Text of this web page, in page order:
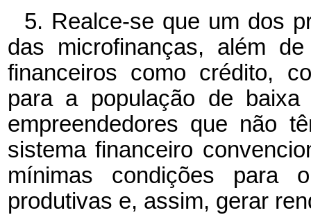
5. Realce-se que um dos
das microfinanças, além
financeiros como crédito,
para a população de
empreendedores que não
sistema financeiro
mínimas condições para
produtivas e, assim, gerar